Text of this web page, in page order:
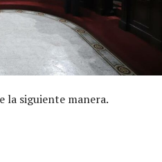
la siguiente manera.